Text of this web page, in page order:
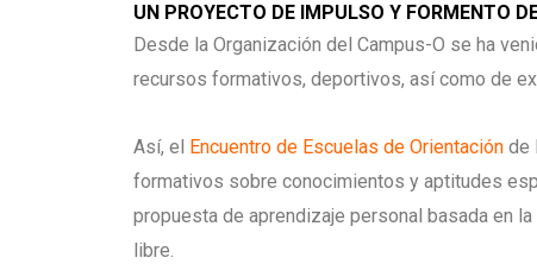
UN PROYECTO DE IMPULSO Y FORMENTO
Desde la Organización del Campus-O se ha
recursos formativos, deportivos, así como de
Así, el Encuentro de Escuelas de Orientación de
formativos sobre conocimientos y aptitudes
propuesta de aprendizaje personal basada en
libre.